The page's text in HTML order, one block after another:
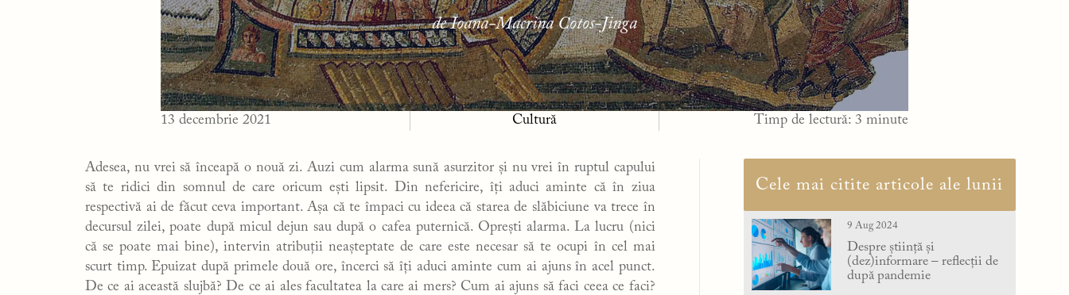
de Ioana-Macrina Cotos-Jinga
13 decembrie 2021 Cultură Timp de lectură: 3 minute
Adesea, nu vrei să înceapă o nouă zi. Auzi cum alarma sună asurzitor și nu vrei în ruptul capului
să te ridici din somnul de care oricum ești lipsit. Din nefericire, îți aduci aminte că în ziua
respectivă ai de făcut ceva important. Așa că te împaci cu ideea că starea de slăbiciune va trece în
decursul zilei, poate după micul dejun sau după o cafea puternică. Oprești alarma. La lucru (nici
că se poate mai bine), intervin atribuții neașteptate de care este necesar să te ocupi în cel mai
scurt timp. Epuizat după primele două ore, încerci să îți aduci aminte cum ai ajuns în acel punct.
De ce ai această slujbă? De ce ai ales facultatea la care ai mers? Cum ai ajuns să faci ceea ce faci?
Cele mai citite articole ale lunii
9 Aug 2024
Despre știință și
(dez)informare – reflecții de
după pandemie